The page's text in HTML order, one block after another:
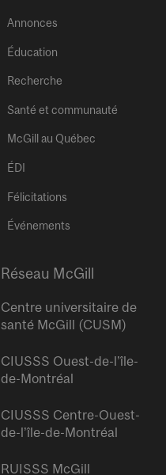
Annonces
Éducation
Recherche
Santé et communauté
McGill au Québec
ÉDI
Félicitations
Événements
Réseau McGill
Centre universitaire de
santé McGill (CUSM)
CIUSSS Ouest-de-l’île-
de-Montréal
CIUSSS Centre-Ouest-
de-l’île-de-Montréal
RUISSS McGill